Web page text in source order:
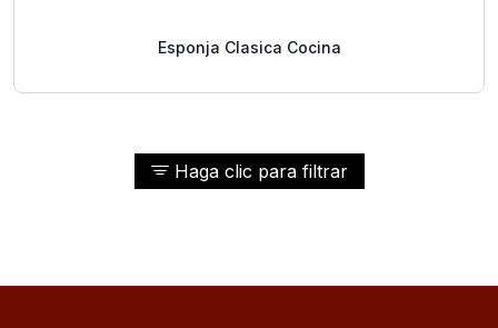
Haga clic para filtrar
Esponja Clasica Cocina